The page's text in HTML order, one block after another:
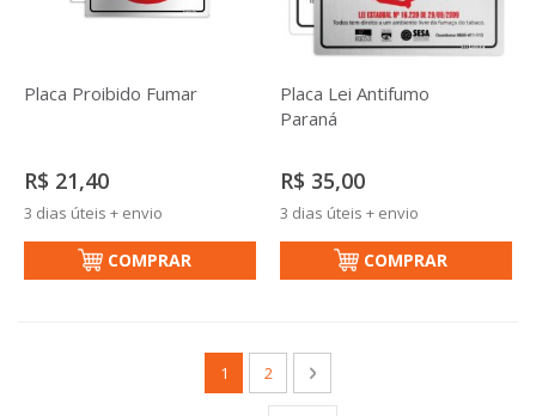
Placa Proibido Fumar
R$ 21,40
3 dias úteis + envio
COMPRAR
Placa Lei Antifumo
Paraná
R$ 35,00
3 dias úteis + envio
COMPRAR
Você esta lendo a pagina
1 Página
2 Página
Próximo